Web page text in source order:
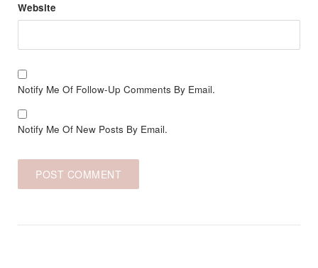
Website
Notify Me Of Follow-Up Comments By Email.
Notify Me Of New Posts By Email.